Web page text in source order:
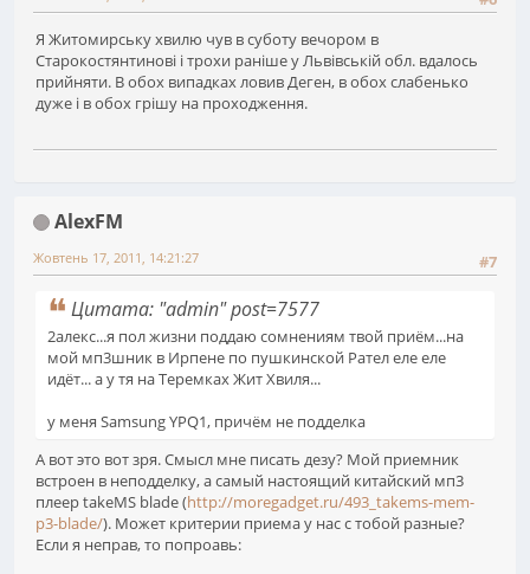
Я Житомирську хвилю чув в суботу вечором в
Старокостянтинові і трохи раніше у Львівській обл. вдалось
прийняти. В обох випадках ловив Деген, в обох слабенько
дуже і в обох грішу на проходження.
AlexFM
#7
Жовтень 17, 2011, 14:21:27
Цитата: "admin" post=7577
2алекс...я пол жизни поддаю сомнениям твой приём...на
мой мп3шник в Ирпене по пушкинской Рател еле еле
идёт... а у тя на Теремках Жит Хвиля...
у меня Samsung YPQ1, причём не подделка
А вот это вот зря. Смысл мне писать дезу? Мой приемник
встроен в неподделку, а самый настоящий китайский мп3
плеер takeMS blade (http://moregadget.ru/493_takems-mem-
p3-blade/). Может критерии приема у нас с тобой разные?
Если я неправ, то попроавь: